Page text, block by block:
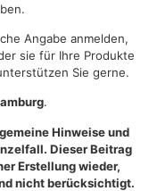
Angabe anmelden,
sie für Ihre Produkte
Sie gerne.
.
Hinweise und
Dieser Beitrag
Erstellung wieder,
nicht berücksichtigt.